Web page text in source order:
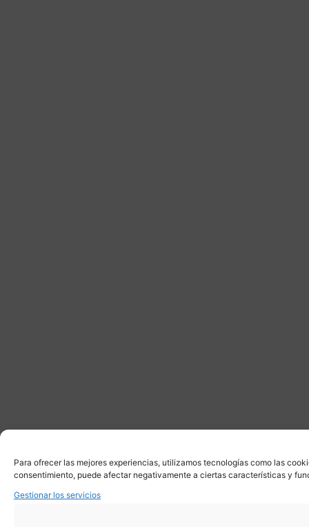
Para ofrecer las mejores experiencias, utilizamos tecnologías como las
consentimiento, puede afectar negativamente a ciertas características y
Gestionar los servicios